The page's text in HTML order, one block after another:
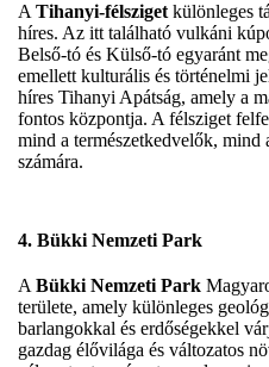
A Tihanyi-félsziget különleges
híres. Az itt található vulkáni
Belső-tó és Külső-tó egyaránt
emellett kulturális és történelmi
híres Tihanyi Apátság, amely a
fontos központja. A félsziget
mind a természetkedvelők, mind
számára.
4. Bükki Nemzeti Park
A Bükki Nemzeti Park
területe, amely különleges
barlangokkal és erdőségekkel
gazdag élővilága és változatos